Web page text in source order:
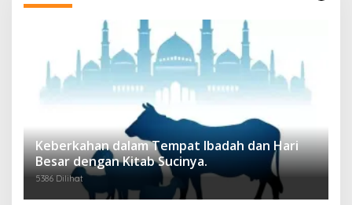
Keberkahan dalam Tempat Ibadah dan Hari
Besar dengan Kitab Sucinya.
5386 Dilihat